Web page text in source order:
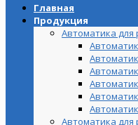
Главная
Продукция
Автоматика
Автоматика